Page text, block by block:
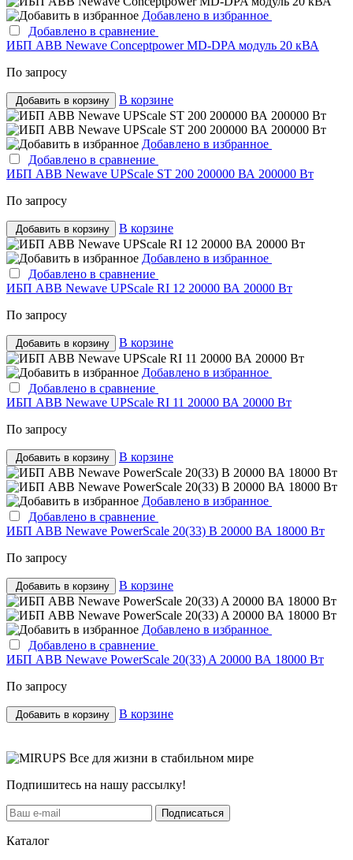
Добавлено в избранное
Добавлено в сравнение
ИБП ABB Newave Conceptpower MD-DPA модуль 20 кВА
По запросу
Добавить в корзину В корзине
Добавлено в избранное
Добавлено в сравнение
ИБП ABB Newave UPScale ST 200 200000 ВА 200000 Вт
По запросу
Добавить в корзину В корзине
Добавлено в избранное
Добавлено в сравнение
ИБП ABB Newave UPScale RI 12 20000 ВА 20000 Вт
По запросу
Добавить в корзину В корзине
Добавлено в избранное
Добавлено в сравнение
ИБП ABB Newave UPScale RI 11 20000 ВА 20000 Вт
По запросу
Добавить в корзину В корзине
Добавлено в избранное
Добавлено в сравнение
ИБП ABB Newave PowerScale 20(33) B 20000 ВА 18000 Вт
По запросу
Добавить в корзину В корзине
Добавлено в избранное
Добавлено в сравнение
ИБП ABB Newave PowerScale 20(33) A 20000 ВА 18000 Вт
По запросу
Добавить в корзину В корзине
Все для жизни в стабильном мире
Подпишитесь на нашу рассылку!
Подписаться
Каталог